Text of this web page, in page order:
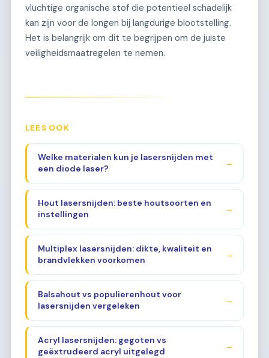
vluchtige organische stof die potentieel schadelijk
kan zijn voor de longen bij langdurige blootstelling.
Het is belangrijk om dit te begrijpen om de juiste
veiligheidsmaatregelen te nemen.
LEES OOK
Welke materialen kun je lasersnijden met
een diode laser?
→
Hout lasersnijden: beste houtsoorten en
instellingen
→
Multiplex lasersnijden: dikte, kwaliteit en
brandvlekken voorkomen
→
Balsahout vs populierenhout voor
lasersnijden vergeleken
→
Acryl lasersnijden: gegoten vs
geëxtrudeerd acryl uitgelegd
→